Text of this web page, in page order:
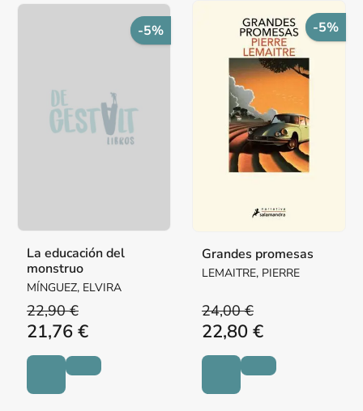
-5%
La educación del
monstruo
MÍNGUEZ, ELVIRA
22,90 €
21,76 €
-5%
Grandes promesas
LEMAITRE, PIERRE
24,00 €
22,80 €